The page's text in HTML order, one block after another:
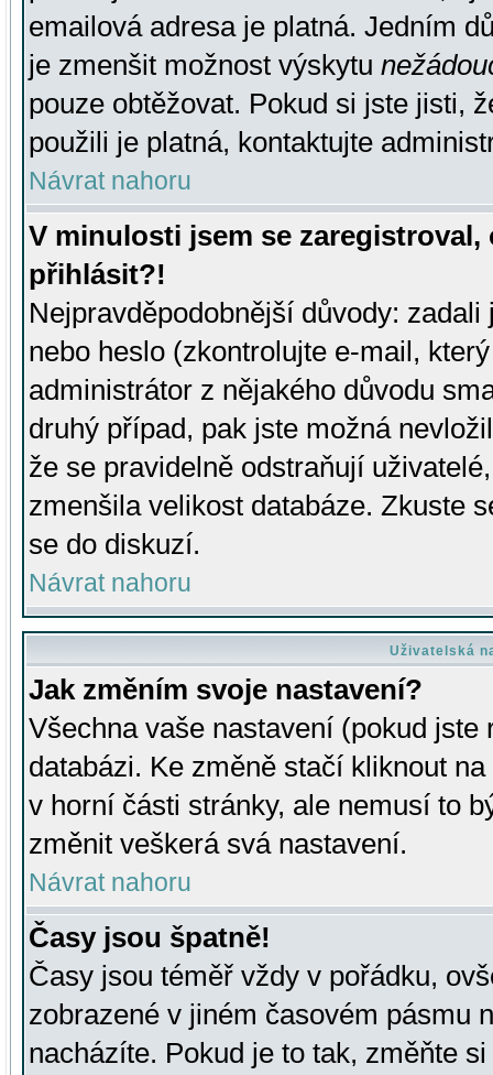
emailová adresa je platná. Jedním
je zmenšit možnost výskytu
pouze obtěžovat. Pokud si jste jisti,
použili je platná, kontaktujte
Návrat nahoru
V minulosti jsem se
přihlásit?!
Nejpravděpodobnější důvody:
nebo heslo (zkontrolujte e-mail,
administrátor z nějakého důvodu
druhý případ, pak jste možná
že se pravidelně odstraňují
zmenšila velikost databáze. Zkuste
se do diskuzí.
Návrat nahoru
Uživatelská
Jak změním svoje nastavení?
Všechna vaše nastavení (pokud
databázi. Ke změně stačí kliknout
v horní části stránky, ale nemusí to
změnit veškerá svá nastavení.
Návrat nahoru
Časy jsou špatně!
Časy jsou téměř vždy v pořádku,
zobrazené v jiném časovém pásmu
nacházíte. Pokud je to tak, změňte